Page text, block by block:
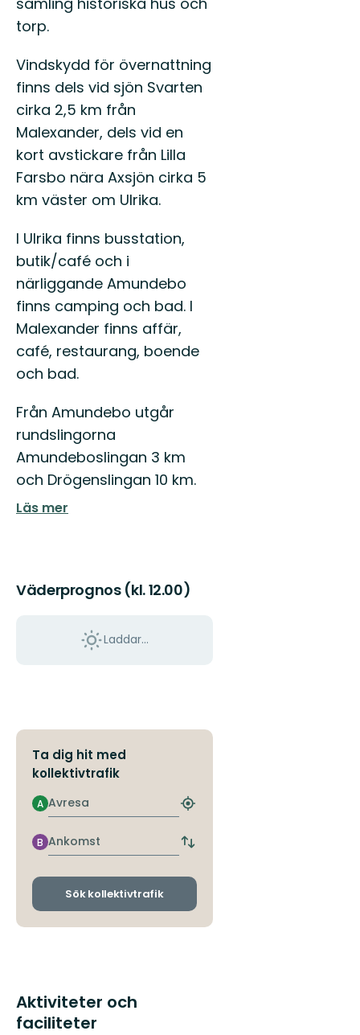
torp.
Vindskydd för övernattning
finns dels vid sjön Svarten
cirka 2,5 km från
Malexander, dels vid en
kort avstickare från Lilla
Farsbo nära Axsjön cirka 5
km väster om Ulrika.
I Ulrika finns busstation,
butik/café och i
närliggande Amundebo
finns camping och bad. I
Malexander finns affär,
café, restaurang, boende
och bad.
Från Amundebo utgår
rundslingorna
Amundeboslingan 3 km
och Drögenslingan 10 km.
Läs mer
Väderprognos (kl. 12.00)
Laddar...
Ta dig hit med
kollektivtrafik
Avresa
A
Hitta
hållplats
Ankomst
B
Byt
och
Sök kollektivtrafik
Aktiviteter och
faciliteter